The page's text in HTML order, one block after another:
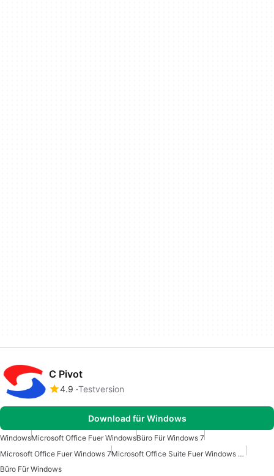
C Pivot
4.9 Testversion
Download für Windows
WindowsMicrosoft Office Fuer WindowsBüro Für Windows 7
Microsoft Office Fuer Windows 7
Microsoft Office Suite Fuer Windows 10
Büro Für Windows